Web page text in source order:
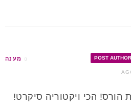
POST AUTHOR מענה
הורס! הכי ויקטוריה סיקרט!